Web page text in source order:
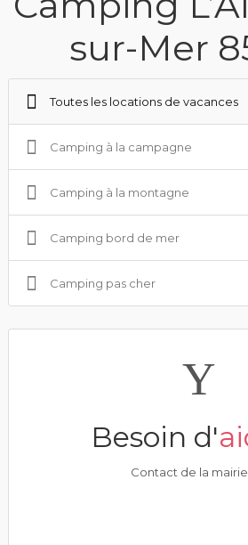
sur-Mer
Toutes les locations de vacances
Camping à la campagne
Camping à la montagne
Camping bord de mer
Camping pas cher
Besoin d'
Contact de la